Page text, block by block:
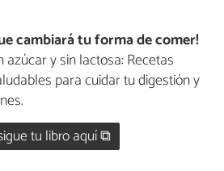
cambiará tu forma de comer!
azúcar y sin lactosa: Recetas
para cuidar tu digestión y
tu libro aquí ⧉